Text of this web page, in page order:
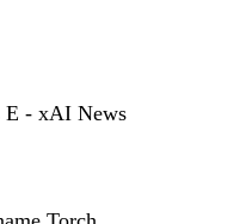
E - xAI News